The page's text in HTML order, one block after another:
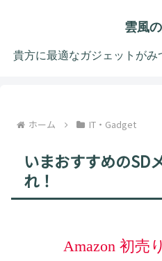
雲風
貴方に最適なガジェットが
ホーム IT・Gadget
いまおすすめのSD
れ！
Amazon 初売